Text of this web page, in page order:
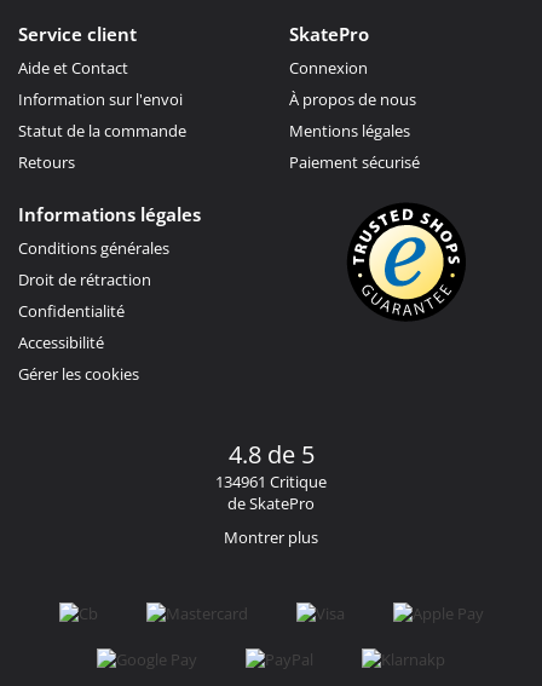
Service client
Aide et Contact
Information sur l'envoi
Statut de la commande
Retours
SkatePro
Connexion
À propos de nous
Mentions légales
Paiement sécurisé
Informations légales
Conditions générales
Droit de rétraction
Confidentialité
Accessibilité
Gérer les cookies
4.8 de 5
134961 Critique
de SkatePro
Montrer plus